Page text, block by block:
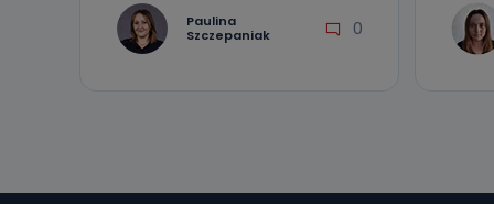
Jakie
Paulina
Szczepaniak
0